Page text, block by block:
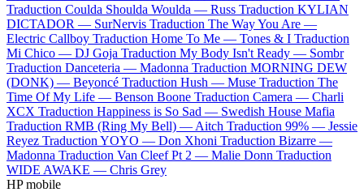
Traduction Coulda Shoulda Woulda — Russ Traduction KYLIAN
DICTADOR — SurNervis Traduction The Way You Are —
Electric Callboy Traduction Home To Me — Tones & I Traduction
Mi Chico — DJ Goja Traduction My Body Isn't Ready — Sombr
Traduction Danceteria — Madonna Traduction MORNING DEW
(DONK) — Beyoncé Traduction Hush — Muse Traduction The
Time Of My Life — Benson Boone Traduction Camera — Charli
XCX Traduction Happiness is So Sad — Swedish House Mafia
Traduction RMB (Ring My Bell) — Aitch Traduction 99% — Jessie
Reyez Traduction YOYO — Don Xhoni Traduction Bizarre —
Madonna Traduction Van Cleef Pt 2 — Malie Donn Traduction
WIDE AWAKE — Chris Grey
HP mobile